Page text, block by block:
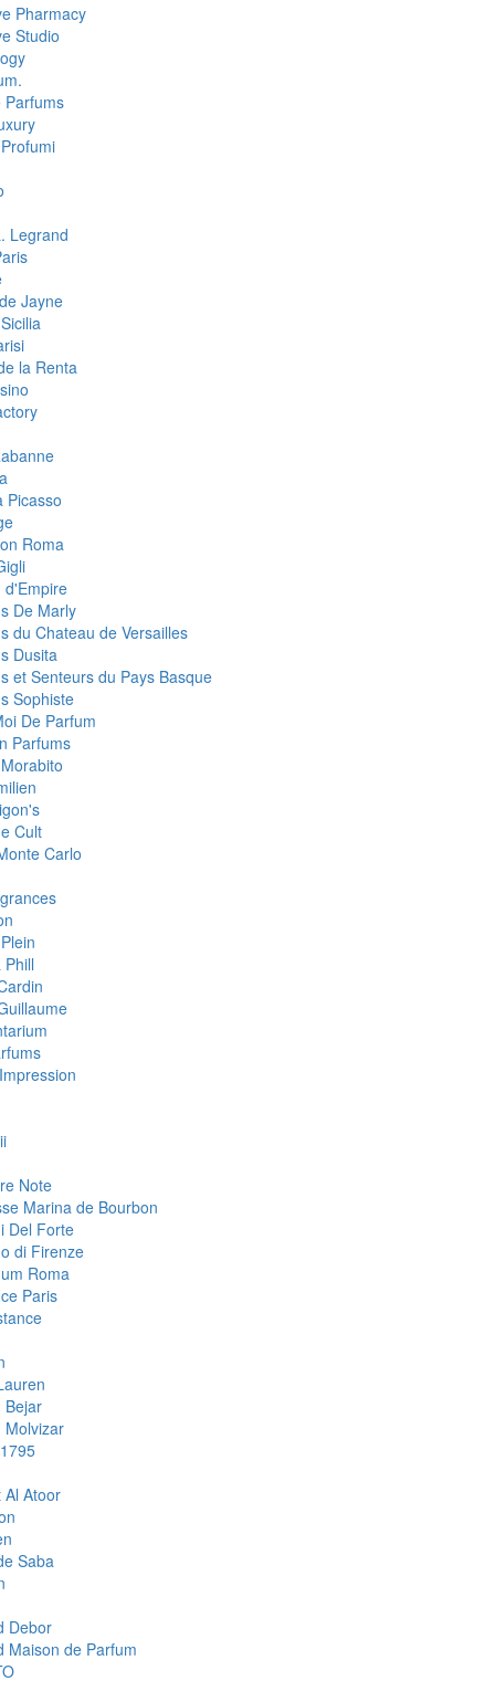
Pharmacy
Studio
Parfums
Legrand
Jayne
la Renta
Picasso
Roma
d'Empire
De Marly
du Chateau de Versailles
Dusita
et Senteurs du Pays Basque
Sophiste
De Parfum
Parfums
Cult
Carlo
Phill
Note
Marina de Bourbon
Del Forte
di Firenze
Roma
Paris
Bejar
Molvizar
Al Atoor
Saba
Debor
Maison de Parfum